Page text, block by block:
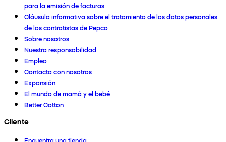
para la emisión de facturas
Cláusula informativa sobre el tratamiento de los datos personales
de los contratistas de Pepco
Sobre nosotros
Nuestra responsabilidad
Empleo
Contacta con nosotros
Expansión
El mundo de mamá y el bebé
Better Cotton
Cliente
Encuentra una tienda